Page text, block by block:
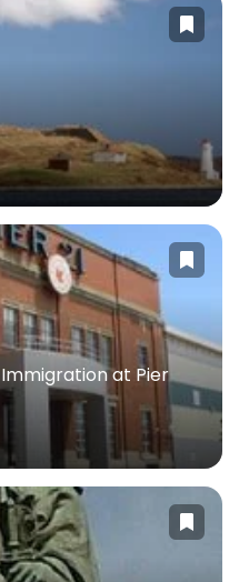
at Pier